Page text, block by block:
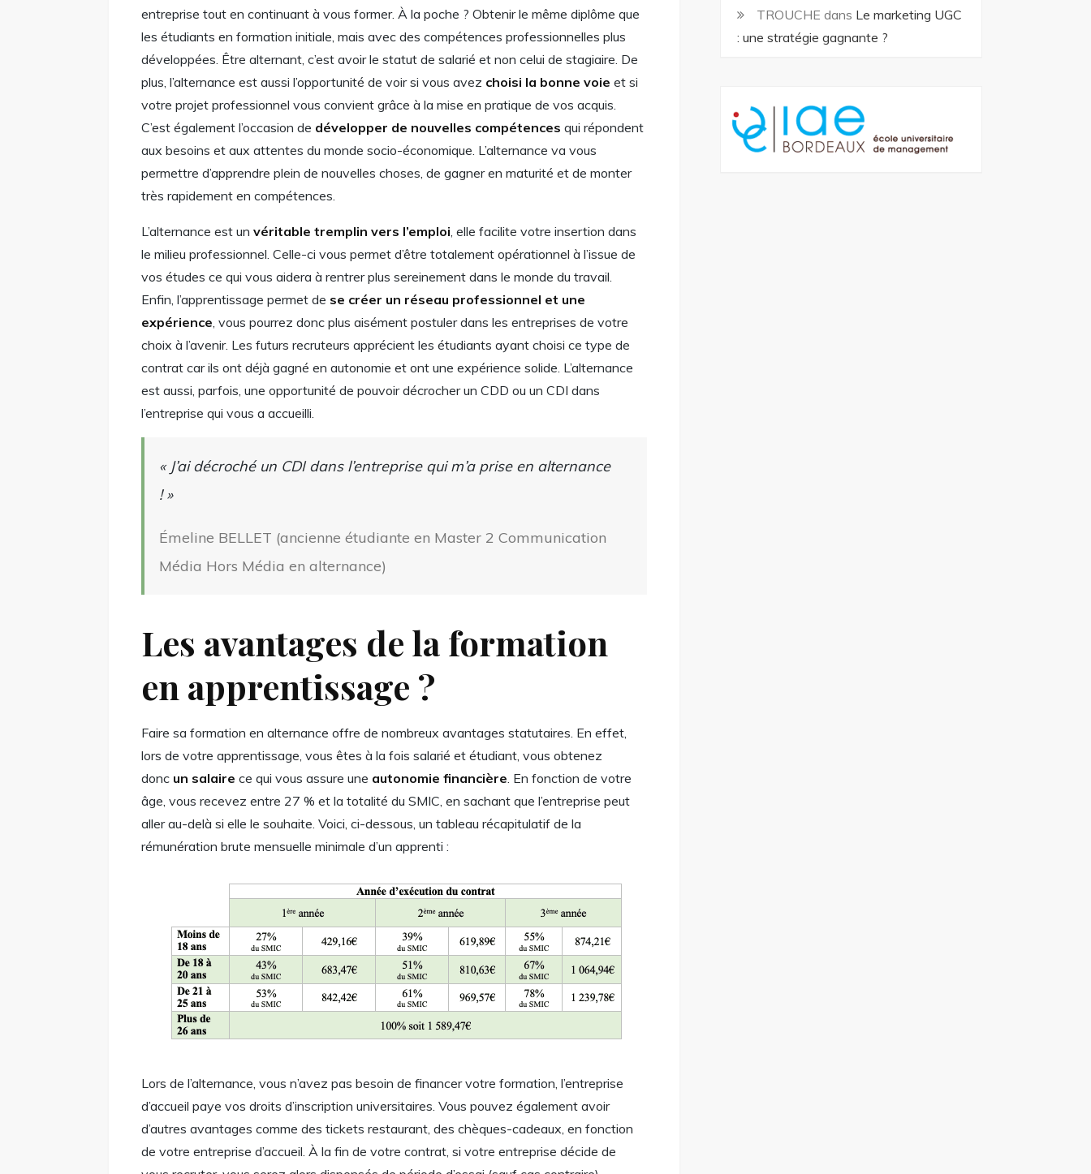
entreprise tout en continuant à vous former. À la poche ? Obtenir le même diplôme que
les étudiants en formation initiale, mais avec des compétences professionnelles plus
développées. Être alternant, c’est avoir le statut de salarié et non celui de stagiaire. De
plus, l’alternance est aussi l’opportunité de voir si vous avez choisi la bonne voie et si
votre projet professionnel vous convient grâce à la mise en pratique de vos acquis.
C’est également l’occasion de développer de nouvelles compétences qui répondent
aux besoins et aux attentes du monde socio-économique. L’alternance va vous
permettre d’apprendre plein de nouvelles choses, de gagner en maturité et de monter
très rapidement en compétences.
L’alternance est unvéritable tremplin vers l’emploi, elle facilite votre insertion dans
le milieu professionnel. Celle-ci vous permet d’être totalement opérationnel à l’issue de
vos études ce qui vous aidera à rentrer plus sereinement dans le monde du travail.
Enfin, l’apprentissage permet de se créer un réseau professionnel et une
expérience, vous pourrez donc plus aisément postuler dans les entreprises de votre
choix à l’avenir. Les futurs recruteurs apprécient les étudiants ayant choisi ce type de
contrat car ils ont déjà gagné en autonomie et ont une expérience solide. L’alternance
est aussi, parfois, une opportunité de pouvoir décrocher un CDD ou un CDI dans
l’entreprise qui vous a accueilli.
« J’ai décroché un CDI dans l’entreprise qui m’a prise en alternance
! »
Émeline BELLET (ancienne étudiante en Master 2 Communication
Média Hors Média en alternance)
Les avantages de la formation
en apprentissage ?
Faire sa formation en alternance offre de nombreux avantages statutaires. En effet,
lors de votre apprentissage, vous êtes à la fois salarié et étudiant, vous obtenez
donc un salaire ce qui vous assure une autonomie financière . En fonction de votre
âge, vous recevez entre 27 % et la totalité du SMIC, en sachant que l’entreprise peut
aller au-delà si elle le souhaite. Voici, ci-dessous, un tableau récapitulatif de la
rémunération brute mensuelle minimale d’un apprenti :
Lors de l’alternance, vous n’avez pas besoin de financer votre formation, l’entreprise
d’accueil paye vos droits d’inscription universitaires. Vous pouvez également avoir
d’autres avantages comme des tickets restaurant, des chèques-cadeaux, en fonction
de votre entreprise d’accueil. À la fin de votre contrat, si votre entreprise décide de
TROUCHE dans Le marketing UGC
: une stratégie gagnante ?